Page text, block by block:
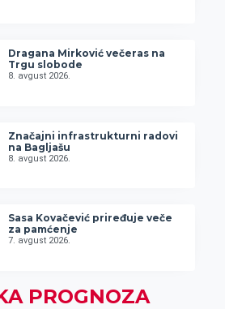
Dragana Mirković večeras na
Trgu slobode
8. avgust 2026.
Značajni infrastrukturni radovi
na Bagljašu
8. avgust 2026.
Sasa Kovačević priređuje veče
za pamćenje
7. avgust 2026.
PROGNOZA